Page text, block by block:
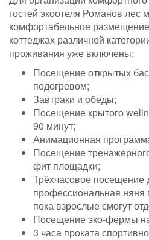
гостей экоотеля Романов лес
комфортабельное
коттеджах различной
проживания уже включены:
Посещение открытых
подогревом;
Завтраки и обеды;
Посещение крытого
90 минут;
Анимационная
Посещение
фит площадки;
Трёхчасовое посещение
профессиональная няня
пока взрослые смогут
Посещение эко-фермы
3 часа проката